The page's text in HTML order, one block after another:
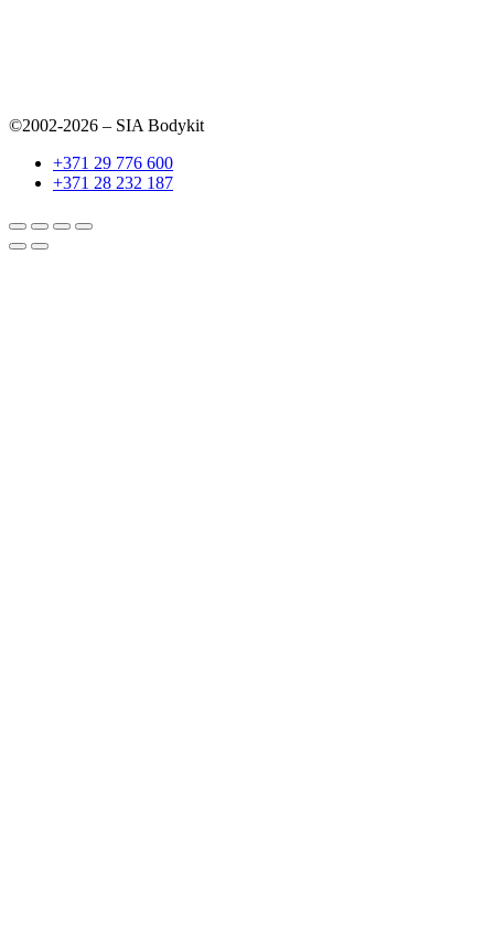
©2002-2026 – SIA Bodykit
+371 29 776 600
+371 28 232 187